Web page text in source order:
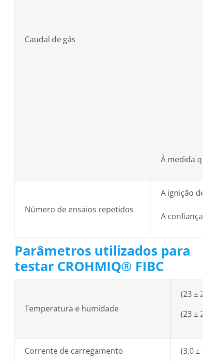
Caudal de gás
À medida que
Número de ensaios repetidos
A ignição de
A confiança
Parâmetros utilizados para
testar CROHMIQ® FIBC
Temperatura e humidade
(23 ± 2)
(23 ± 2)
Corrente de carregamento (3,0 ±